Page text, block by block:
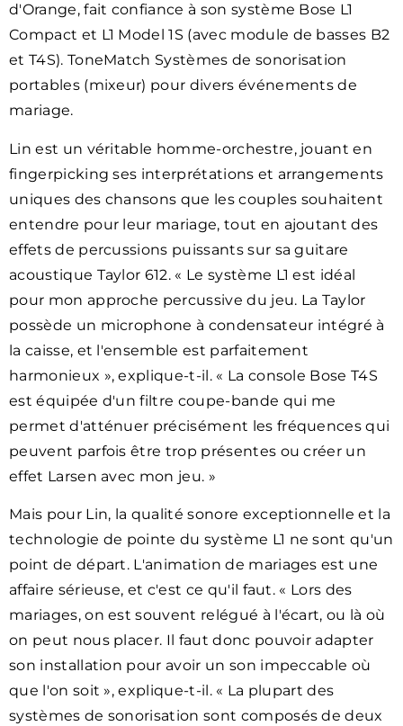
d'Orange, fait confiance à son système Bose L1
Compact et L1 Model 1S (avec module de basses B2
et T4S). ToneMatch Systèmes de sonorisation
portables (mixeur) pour divers événements de
mariage.
Lin est un véritable homme-orchestre, jouant en
fingerpicking ses interprétations et arrangements
uniques des chansons que les couples souhaitent
entendre pour leur mariage, tout en ajoutant des
effets de percussions puissants sur sa guitare
acoustique Taylor 612. « Le système L1 est idéal
pour mon approche percussive du jeu. La Taylor
possède un microphone à condensateur intégré à
la caisse, et l'ensemble est parfaitement
harmonieux », explique-t-il. « La console Bose T4S
est équipée d'un filtre coupe-bande qui me
permet d'atténuer précisément les fréquences qui
peuvent parfois être trop présentes ou créer un
effet Larsen avec mon jeu. »
Mais pour Lin, la qualité sonore exceptionnelle et la
technologie de pointe du système L1 ne sont qu'un
point de départ. L'animation de mariages est une
affaire sérieuse, et c'est ce qu'il faut. « Lors des
mariages, on est souvent relégué à l'écart, ou là où
on peut nous placer. Il faut donc pouvoir adapter
son installation pour avoir un son impeccable où
que l'on soit », explique-t-il. « La plupart des
systèmes de sonorisation sont composés de deux